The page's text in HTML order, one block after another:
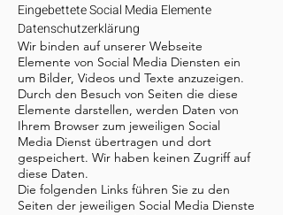
Eingebettete Social Media Elemente
Datenschutzerklärung
Wir binden auf unserer Webseite
Elemente von Social Media Diensten ein
um Bilder, Videos und Texte anzuzeigen.
Durch den Besuch von Seiten die diese
Elemente darstellen, werden Daten von
Ihrem Browser zum jeweiligen Social
Media Dienst übertragen und dort
gespeichert. Wir haben keinen Zugriff auf
diese Daten.
Die folgenden Links führen Sie zu den
Seiten der jeweiligen Social Media Dienste